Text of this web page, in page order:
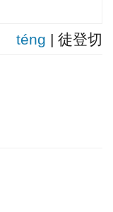
ténɡ | 徒登切